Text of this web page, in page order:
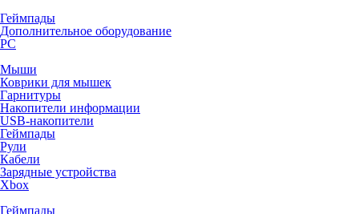
Геймпады
Дополнительное оборудование
PC
Мыши
Коврики для мышек
Гарнитуры
Накопители информации
USB-накопители
Геймпады
Рули
Кабели
Зарядные устройства
Xbox
Геймпады